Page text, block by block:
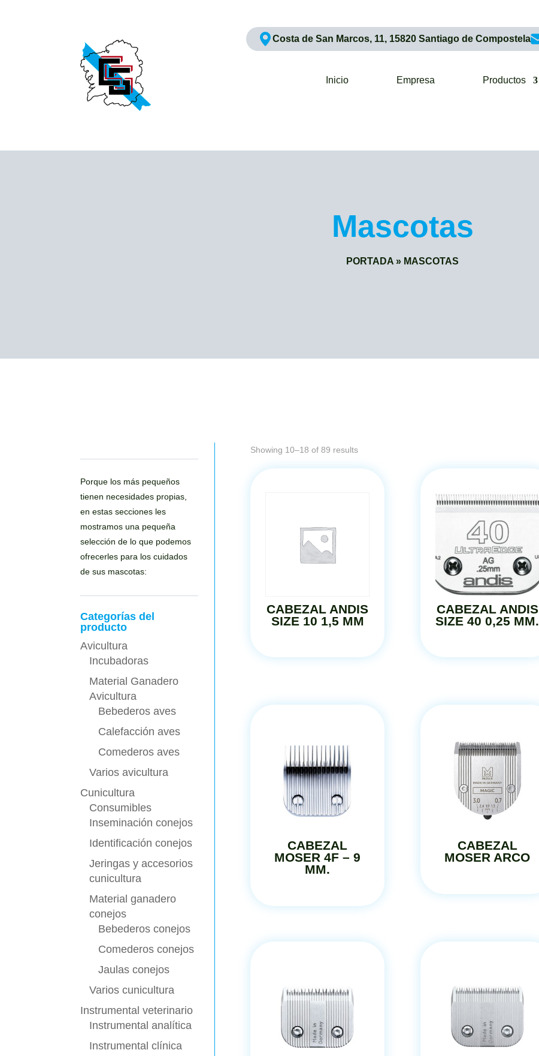
Costa de San Marcos, 11, 15820 Santiago de Compostela
Inicio Empresa Productos
Mascotas
PORTADA » MASCOTAS
Porque los más pequeños
tienen necesidades propias,
en estas secciones les
mostramos una pequeña
selección de lo que podemos
ofrecerles para los cuidados
de sus mascotas:
Categorías del
producto
Avicultura
Incubadoras
Material Ganadero
Avicultura
Bebederos aves
Calefacción aves
Comederos aves
Varios avicultura
Cunicultura
Consumibles
Inseminación conejos
Identificación conejos
Jeringas y accesorios
cunicultura
Material ganadero
conejos
Bebederos conejos
Comederos conejos
Jaulas conejos
Varios cunicultura
Instrumental veterinario
Instrumental analítica
Instrumental clínica
Showing 10–18 of 89 results
CABEZAL ANDIS
SIZE 10 1,5 MM
CABEZAL ANDIS
SIZE 40 0,25 MM.
CABEZAL
MOSER 4F – 9
MM.
CABEZAL
MOSER ARCO